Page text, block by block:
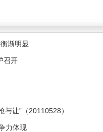
渐明显
召开
与让”（20110528）
力体现